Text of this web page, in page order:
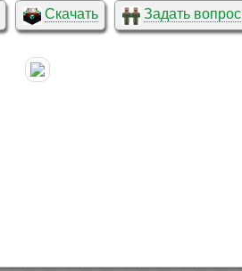
Скачать Задать вопрос